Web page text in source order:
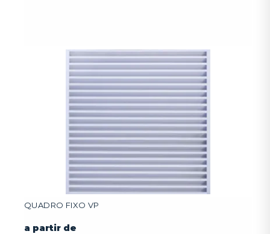
QUADRO FIXO VP
a partir de